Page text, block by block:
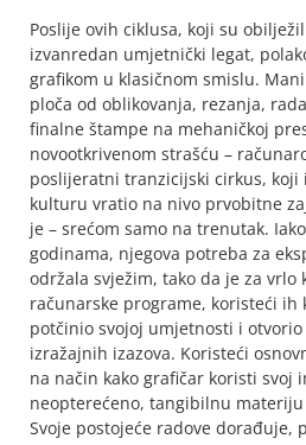
Poslije ovih ciklusa, koji su
izvanredan umjetnički legat,
grafikom u klasičnom smislu.
ploča od oblikovanja, rezanja,
finalne štampe na mehaničkoj
novootkrivenom strašću –
poslijeratni tranzicijski cirkus,
kulturu vratio na nivo prvobitne
je – srećom samo na trenutak.
godinama, njegova potreba za
održala svježim, tako da je za vrlo
računarske programe, koristeći ih
potčinio svojoj umjetnosti i
izražajnih izazova. Koristeći
na način kako grafičar koristi
neopterećeno, tangibilnu
Svoje postojeće radove